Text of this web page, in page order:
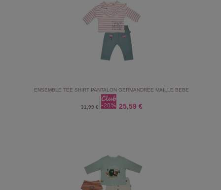
ENSEMBLE TEE SHIRT PANTALON GERMANDREE MAILLE BEBE
31,99 € 25,59 €